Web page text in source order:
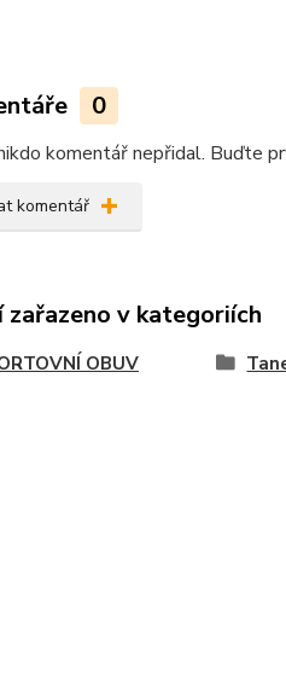
0
komentář nepřidal. Buďte
komentář
zařazeno v kategoriích
OBUV